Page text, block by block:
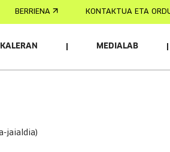
BERRIENA KONTAKTUA ETA
MEDIALAB
jaialdia)